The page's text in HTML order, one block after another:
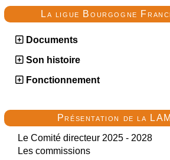
La ligue Bourgogne
Documents
Son histoire
Fonctionnement
Présentation de la
Le Comité directeur 2025 - 2028
Les commissions